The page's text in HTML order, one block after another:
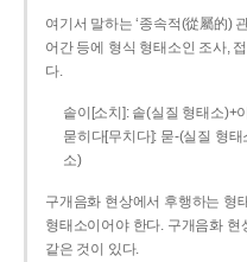
여기서 말하는 ‘종속적(從屬的)
어간 등에 형식 형태소인 조사,
다.
솥이[소치]: 솥(실질 형태소)+
묻히다[무치다]: 묻­-(실질 형
소)
구개음화 현상에서 후행하는 형
형태소이어야 한다. 구개음화
같은 것이 있다.